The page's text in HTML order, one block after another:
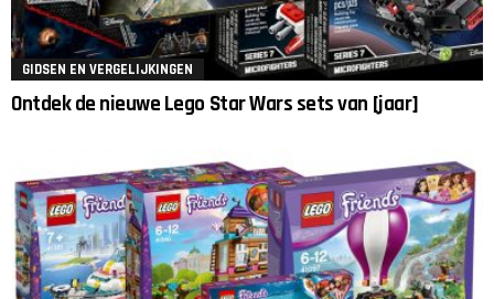
GIDSEN EN VERGELIJKINGEN
Ontdek de nieuwe Lego Star Wars sets van [jaar]